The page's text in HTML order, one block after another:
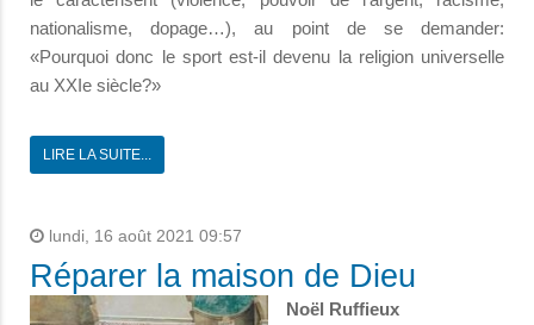
nationalisme, dopage…), au point de se demander:
«Pourquoi donc le sport est-il devenu la religion universelle
au XXIe siècle?»
LIRE LA SUITE...
lundi, 16 août 2021 09:57
Réparer la maison de Dieu
Noël Ruffieux